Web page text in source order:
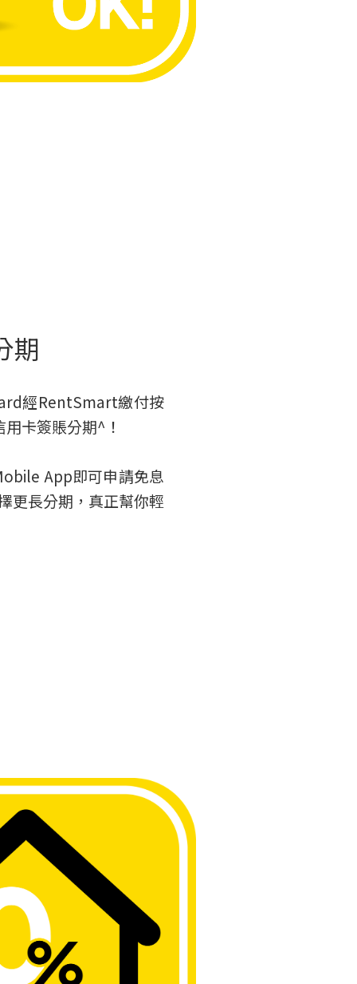
期
經RentSmart繳付按
卡簽賬分期^！
App即可申請免息
更長分期，真正幫你輕